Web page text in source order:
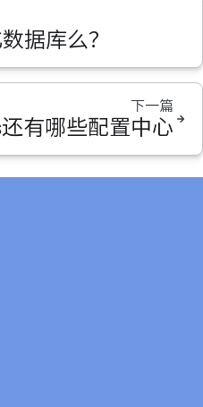
据库么？
下一篇
有哪些配置中心